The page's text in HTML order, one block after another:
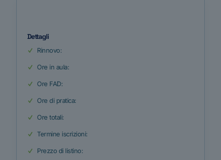
Dettagli
Rinnovo:
Ore in aula:
Ore FAD:
Ore di pratica:
Ore totali:
Termine iscrizioni:
Prezzo di listino: